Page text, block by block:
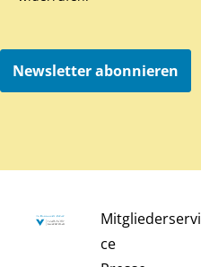
Newsletter abonnieren
Mitgliederservi
ce